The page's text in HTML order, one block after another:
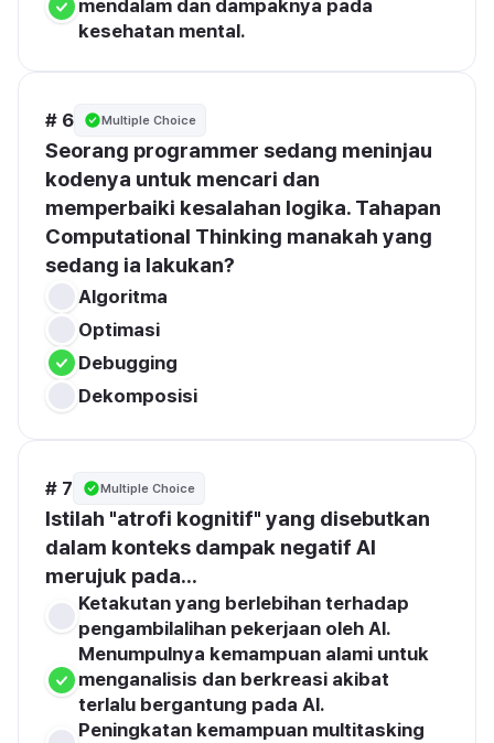
mendalam dan dampaknya pada
kesehatan mental.
# 6 Multiple Choice
Seorang programmer sedang meninjau
kodenya untuk mencari dan
memperbaiki kesalahan logika. Tahapan
Computational Thinking manakah yang
sedang ia lakukan?
Algoritma
Optimasi
Debugging
Dekomposisi
# 7 Multiple Choice
Istilah "atrofi kognitif" yang disebutkan
dalam konteks dampak negatif AI
merujuk pada...
Ketakutan yang berlebihan terhadap
pengambilalihan pekerjaan oleh Al.
Menumpulnya kemampuan alami untuk
menganalisis dan berkreasi akibat
terlalu bergantung pada Al.
Peningkatan kemampuan multitasking